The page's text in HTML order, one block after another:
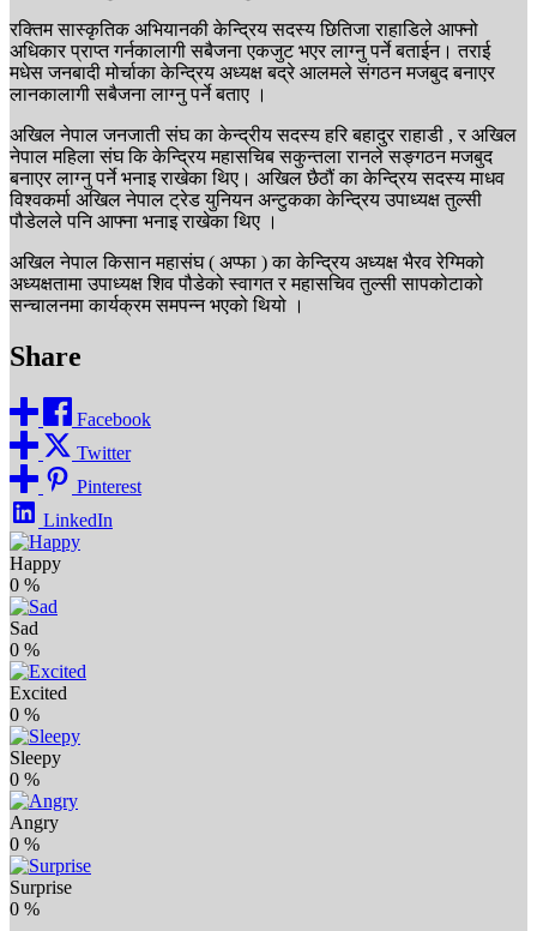
रक्तिम सास्कृतिक अभियानकी केन्द्रिय सदस्य छितिजा राहाडिले आफ्नो
अधिकार प्राप्त गर्नकालागी सबैजना एकजुट भएर लाग्नु पर्ने बताईन। तराई
मधेस जनबादी मोर्चाका केन्द्रिय अध्यक्ष बद्रे आलमले संगठन मजबुद बनाएर
लानकालागी सबैजना लाग्नु पर्ने बताए ।
अखिल नेपाल जनजाती संघ का केन्द्रीय सदस्य हरि बहादुर राहाडी , र अखिल
नेपाल महिला संघ कि केन्द्रिय महासचिब सकुन्तला रानले सङ्गठन मजबुद
बनाएर लाग्नु पर्ने भनाइ राखेका थिए। अखिल छैठौं का केन्द्रिय सदस्य माधव
विश्वकर्मा अखिल नेपाल ट्रेड युनियन अन्टुकका केन्द्रिय उपाध्यक्ष तुल्सी
पौडेलले पनि आफ्ना भनाइ राखेका थिए ।
अखिल नेपाल किसान महासंघ ( अप्फा ) का केन्द्रिय अध्यक्ष भैरव रेग्मिको
अध्यक्षतामा उपाध्यक्ष शिव पौडेको स्वागत र महासचिव तुल्सी सापकोटाको
सन्चालनमा कार्यक्रम समपन्न भएको थियो ।
Share
Facebook
Twitter
Pinterest
LinkedIn
Happy
0 %
Sad
0 %
Excited
0 %
Sleepy
0 %
Angry
0 %
Surprise
0 %